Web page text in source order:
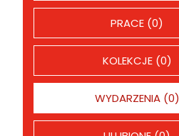
PRACE (0)
KOLEKCJE (0)
WYDARZENIA (0)